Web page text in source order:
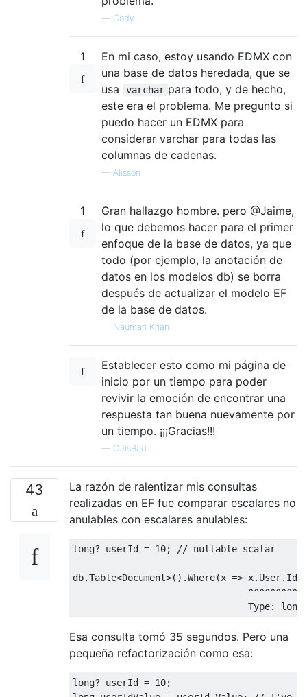
— Cody
1
En mi caso, estoy usando EDMX con
una base de datos heredada, que se
usa
varchar para todo, y de hecho,
este era el problema. Me pregunto si
puedo hacer un EDMX para
considerar varchar para todas las
columnas de cadenas.
— Alisson
1
Gran hallazgo hombre. pero @Jaime,
lo que debemos hacer para el primer
enfoque de la base de datos, ya que
todo (por ejemplo, la anotación de
datos en los modelos db) se borra
después de actualizar el modelo EF
de la base de datos.
— Nauman Khan
Establecer esto como mi página de
inicio por un tiempo para poder
revivir la emoción de encontrar una
respuesta tan buena nuevamente por
un tiempo. ¡¡¡Gracias!!!
— OJisBad
43
La razón de ralentizar mis consultas
realizadas en EF fue comparar escalares no
anulables con escalares anulables:
long? userId = 10; // nullable scalar
db.Table<Document>().Where(x => x. User. Id
^^^^^^^^^
Type: long
Esa consulta tomó 35 segundos. Pero una
pequeña refactorización como esa:
long? userId = 10;